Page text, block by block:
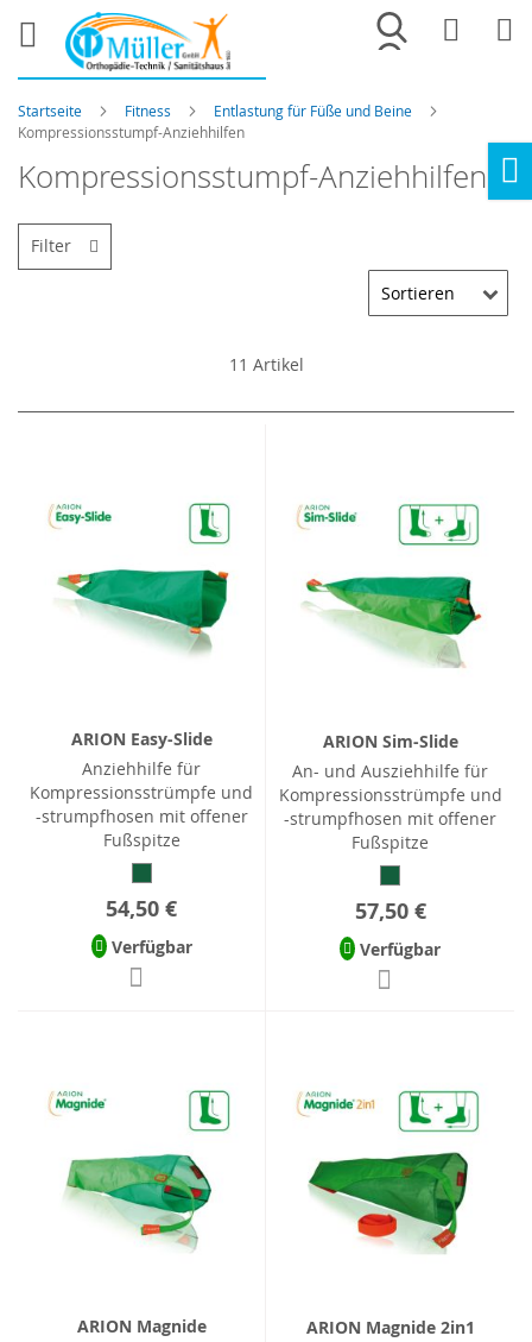
Merkliste
Startseite Fitness
Entlastung für Füße und Beine
Kompressionsstumpf-Anziehhilfen
Kompressionsstumpf-Anziehhilfen
11 Artikel
ARION Easy-Slide
Anziehhilfe für
Kompressionsstrümpfe und
-strumpfhosen mit offener
Fußspitze
54,50 €
Verfügbar
ARION Sim-Slide
An- und Ausziehhilfe für
Kompressionsstrümpfe und
-strumpfhosen mit offener
Fußspitze
57,50 €
Verfügbar
ARION Magnide
ARION Magnide 2in1
Filter